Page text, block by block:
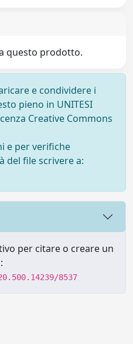
questo prodotto.
e condividere i
pieno in UNITESI
Creative Commons
e per verifiche
del file scrivere a:
per citare o creare un
8537